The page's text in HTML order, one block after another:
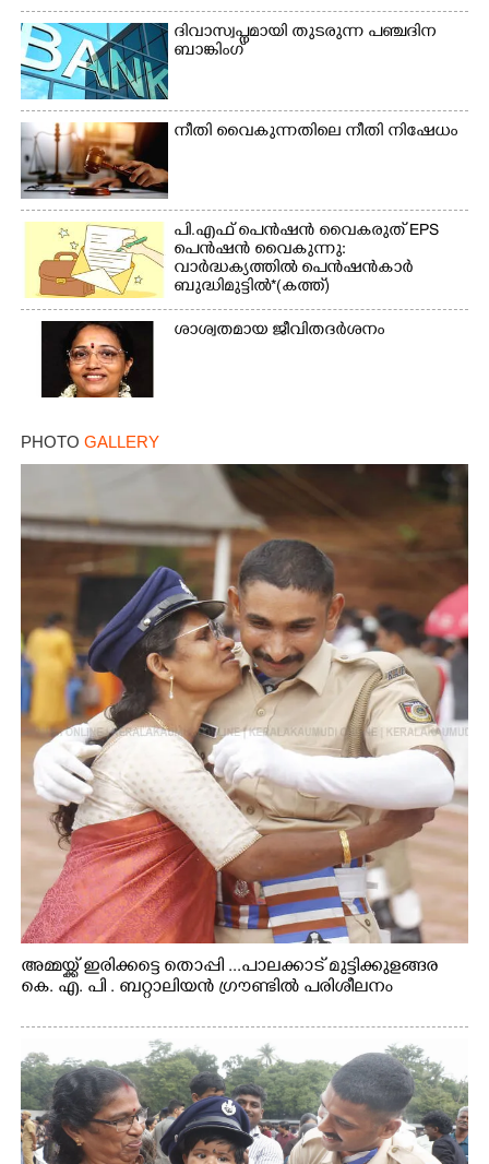
ദിവാസ്വപ്നമായി തുടരുന്ന പഞ്ചദിന
ബാങ്കിംഗ്
നീതി വൈകുന്നതിലെ നീതി നിഷേധം
പി.എഫ് പെൻഷൻ വൈകരുത് EPS
പെൻഷൻ വൈകുന്നു:
വാർദ്ധക്യത്തിൽ പെൻഷൻകാർ
ബുദ്ധിമുട്ടിൽ*(കത്ത്)
ശാശ്വതമായ ജീവിതദർശനം
PHOTO GALLERY
അമ്മയ്ക്ക് ഇരിക്കട്ടെ തൊപ്പി ...പാലക്കാട് മുട്ടിക്കുളങ്ങര
കെ. എ. പി . ബറ്റാലിയൻ ഗ്രൗണ്ടിൽ പരിശീലനം